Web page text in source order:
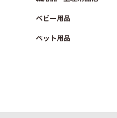
ベビー用品
ペット用品